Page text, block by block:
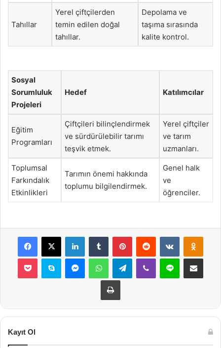
Tahıllar
Yerel çiftçilerden
temin edilen doğal
tahıllar.
Depolama ve
taşıma sırasında
kalite kontrol.
Sosyal
Sorumluluk
Projeleri
Hedef Katılımcılar
Eğitim
Programları
Çiftçileri bilinçlendirmek
ve sürdürülebilir tarımı
teşvik etmek.
Yerel çiftçiler
ve tarım
uzmanları.
Toplumsal
Farkındalık
Etkinlikleri
Tarımın önemi hakkında
toplumu bilgilendirmek.
Genel halk
ve
öğrenciler.
Facebook
X LinkedInTumblr PinterestReddit VKontakte
Pocket Skype MessengerWhatsAppTelegramViber Line E-Posta ile
Yazdır
Kayıt Ol